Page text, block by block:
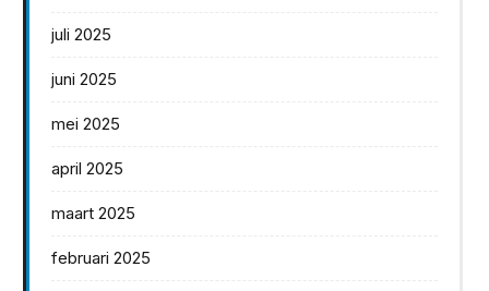
juli 2025
juni 2025
mei 2025
april 2025
maart 2025
februari 2025